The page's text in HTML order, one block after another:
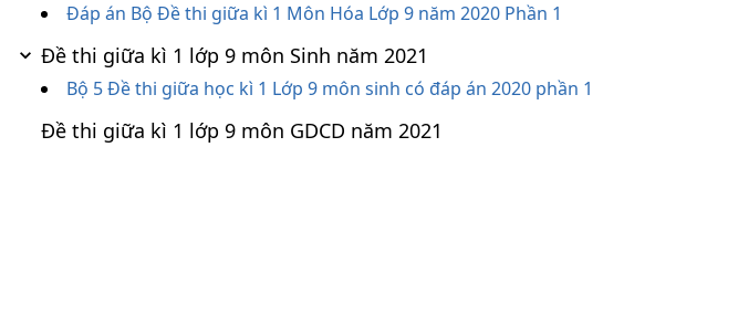
Đáp án Bộ Đề thi giữa kì 1 Môn Hóa Lớp 9 năm 2020 Phần 1
Đề thi giữa kì 1 lớp 9 môn Sinh năm 2021
Bộ 5 Đề thi giữa học kì 1 Lớp 9 môn sinh có đáp án 2020 phần 1
Đề thi giữa kì 1 lớp 9 môn GDCD năm 2021